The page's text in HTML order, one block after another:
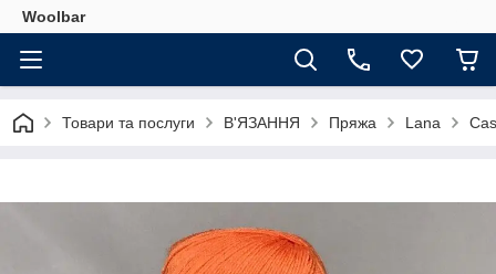
Woolbar
Товари та послуги В'ЯЗАННЯ Пряжа Lana